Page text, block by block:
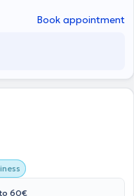
Book appointment
60€